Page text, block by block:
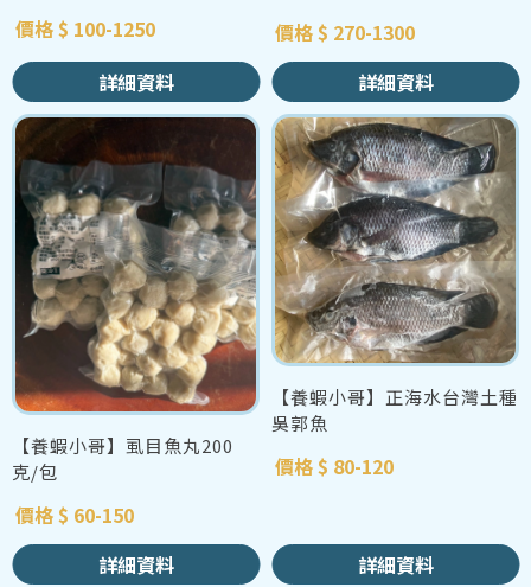
價格 $ 100-1250
詳細資料
價格 $ 270-1300
詳細資料
【養蝦小哥】虱目魚丸200
克/包
價格 $ 60-150
詳細資料
【養蝦小哥】正海水台灣土種
吳郭魚
價格 $ 80-120
詳細資料